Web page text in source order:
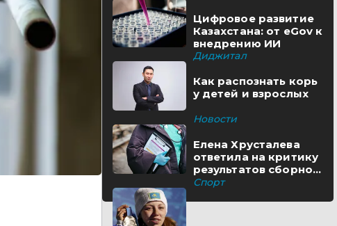
Цифровое развитие
Казахстана: от eGov к
внедрению ИИ
Диджитал
Как распознать корь
у детей и взрослых
Новости
Елена Хрусталева
ответила на критику
результатов сборной
Казахстана
Спорт